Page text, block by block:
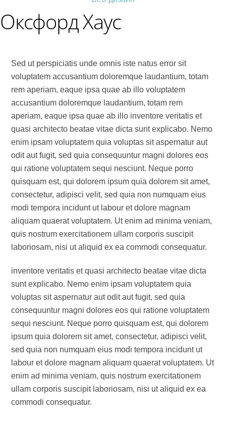
Оксфорд Хаус
Sed ut perspiciatis unde omnis iste natus error sit
voluptatem accusantium doloremque laudantium, totam
rem aperiam, eaque ipsa quae ab illo voluptatem
accusantium doloremque laudantium, totam rem
aperiam, eaque ipsa quae ab illo inventore veritatis et
quasi architecto beatae vitae dicta sunt explicabo. Nemo
enim ipsam voluptatem quia voluptas sit aspernatur aut
odit aut fugit, sed quia consequuntur magni dolores eos
qui ratione voluptatem sequi nesciunt. Neque porro
quisquam est, qui dolorem ipsum quia dolorem sit amet,
consectetur, adipisci velit, sed quia non numquam eius
modi tempora incidunt ut labour et dolore magnam
aliquam quaerat voluptatem. Ut enim ad minima veniam,
quis nostrum exercitationem ullam corporis suscipit
laboriosam, nisi ut aliquid ex ea commodi consequatur.
inventore veritatis et quasi architecto beatae vitae dicta
sunt explicabo. Nemo enim ipsam voluptatem quia
voluptas sit aspernatur aut odit aut fugit, sed quia
consequuntur magni dolores eos qui ratione voluptatem
sequi nesciunt. Neque porro quisquam est, qui dolorem
ipsum quia dolorem sit amet, consectetur, adipisci velit,
sed quia non numquam eius modi tempora incidunt ut
labour et dolore magnam aliquam quaerat voluptatem. Ut
enim ad minima veniam, quis nostrum exercitationem
ullam corporis suscipit laboriosam, nisi ut aliquid ex ea
commodi consequatur.